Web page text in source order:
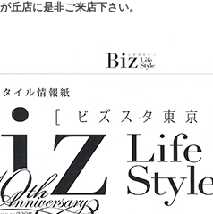
丘店に是非ご来店下さい。